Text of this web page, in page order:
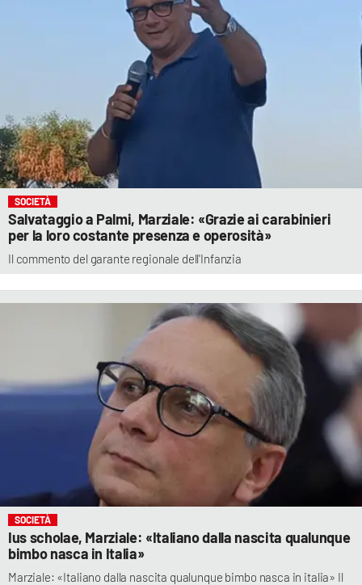
SOCIETÀ
Salvataggio a Palmi, Marziale: «Grazie ai carabinieri
per la loro costante presenza e operosità»
Il commento del garante regionale dell'Infanzia
SOCIETÀ
Ius scholae, Marziale: «Italiano dalla nascita qualunque
bimbo nasca in Italia»
Marziale: «Italiano dalla nascita qualunque bimbo nasca in italia» Il